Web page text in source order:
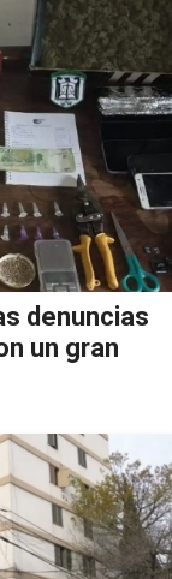
denuncias
un gran